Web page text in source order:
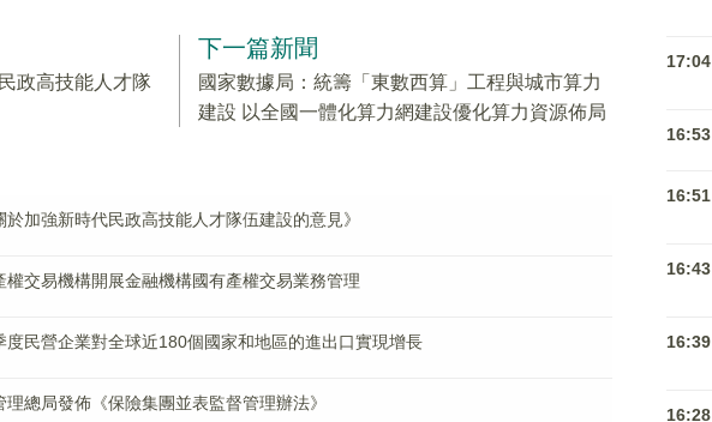
政高技能人才隊
下一篇新聞
國家數據局：統籌「東數西算」工程與城市算力
建設 以全國一體化算力網建設優化算力資源佈局
加強新時代民政高技能人才隊伍建設的意見》
權交易機構開展金融機構國有產權交易業務管理
度民營企業對全球近180個國家和地區的進出口實現增長
理總局發佈《保險集團並表監督管理辦法》
17:04
16:53
16:51
16:43
16:39
16:28